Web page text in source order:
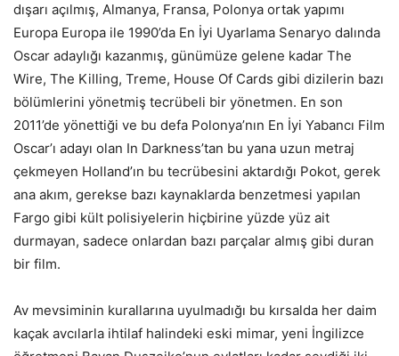
dışarı açılmış, Almanya, Fransa, Polonya ortak yapımı
Europa Europa ile 1990’da En İyi Uyarlama Senaryo dalında
Oscar adaylığı kazanmış, günümüze gelene kadar The
Wire, The Killing, Treme, House Of Cards gibi dizilerin bazı
bölümlerini yönetmiş tecrübeli bir yönetmen. En son
2011’de yönettiği ve bu defa Polonya’nın En İyi Yabancı Film
Oscar’ı adayı olan In Darkness’tan bu yana uzun metraj
çekmeyen Holland’ın bu tecrübesini aktardığı Pokot, gerek
ana akım, gerekse bazı kaynaklarda benzetmesi yapılan
Fargo gibi kült polisiyelerin hiçbirine yüzde yüz ait
durmayan, sadece onlardan bazı parçalar almış gibi duran
bir film.
Av mevsiminin kurallarına uyulmadığı bu kırsalda her daim
kaçak avcılarla ihtilaf halindeki eski mimar, yeni İngilizce